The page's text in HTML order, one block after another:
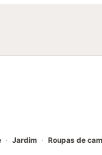
Jardim
Roupas de